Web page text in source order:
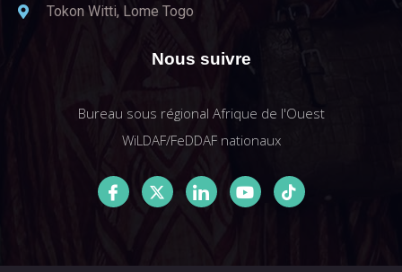
Tokon Witti, Lome Togo
Nous suivre
Bureau sous régional Afrique de l'Ouest
WiLDAF/FeDDAF nationaux